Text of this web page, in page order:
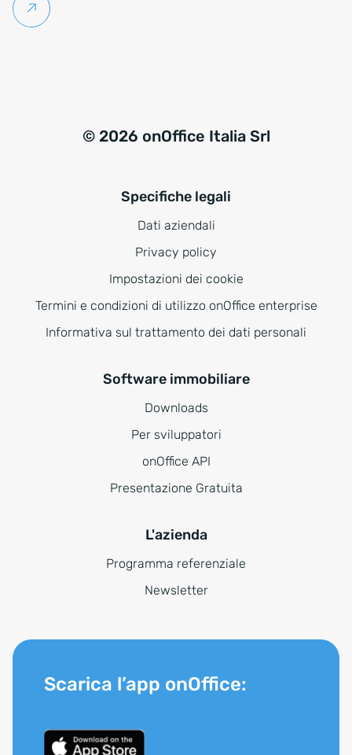
Per saperne di più
© 2026 onOffice Italia Srl
Specifiche legali
Dati aziendali
Privacy policy
Impostazioni dei cookie
Termini e condizioni di utilizzo onOffice enterprise
Informativa sul trattamento dei dati personali
Software immobiliare
Downloads
Per sviluppatori
onOffice API
Presentazione Gratuita
L'azienda
Programma referenziale
Newsletter
Scarica l’app onOffice: